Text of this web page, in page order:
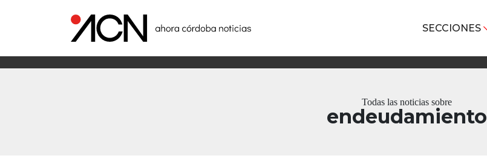
SECCIONES
Todas las noticias sobre
endeudamiento